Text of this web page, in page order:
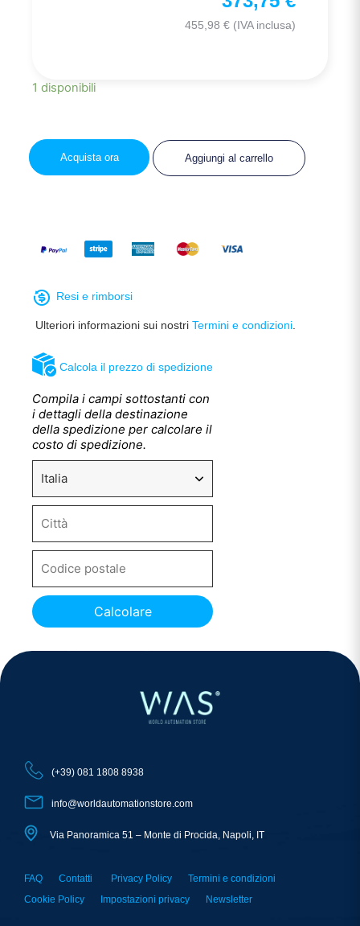
455,98 € (IVA inclusa)
1 disponibili
Aggiungi al carrello
Acquista ora
Calcola il prezzo di spedizione
Compila i campi sottostanti con
i dettagli della destinazione
della spedizione per calcolare il
costo di spedizione.
Calcolare
Resi e rimborsi
Ulteriori informazioni sui nostri Termini e condizioni
(+39) 081 1808 8938
info@worldautomationstore.com
Via Panoramica 51 – Monte di Procida, Napoli, IT
FAQ Contatti Privacy Policy
Termini e condizioni
Cookie Policy
Impostazioni privacy Newsletter